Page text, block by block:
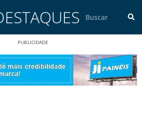
PUBLICIDADE